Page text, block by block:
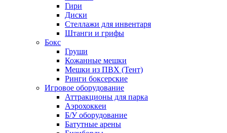
Гири
Диски
Стеллажи для инвентаря
Штанги и грифы
Бокс
Груши
Кожанные мешки
Мешки из ПВХ (Тент)
Ринги боксерские
Игровое оборудование
Аттракционы для парка
Аэрохоккеи
Б/У оборудование
Батутные арены